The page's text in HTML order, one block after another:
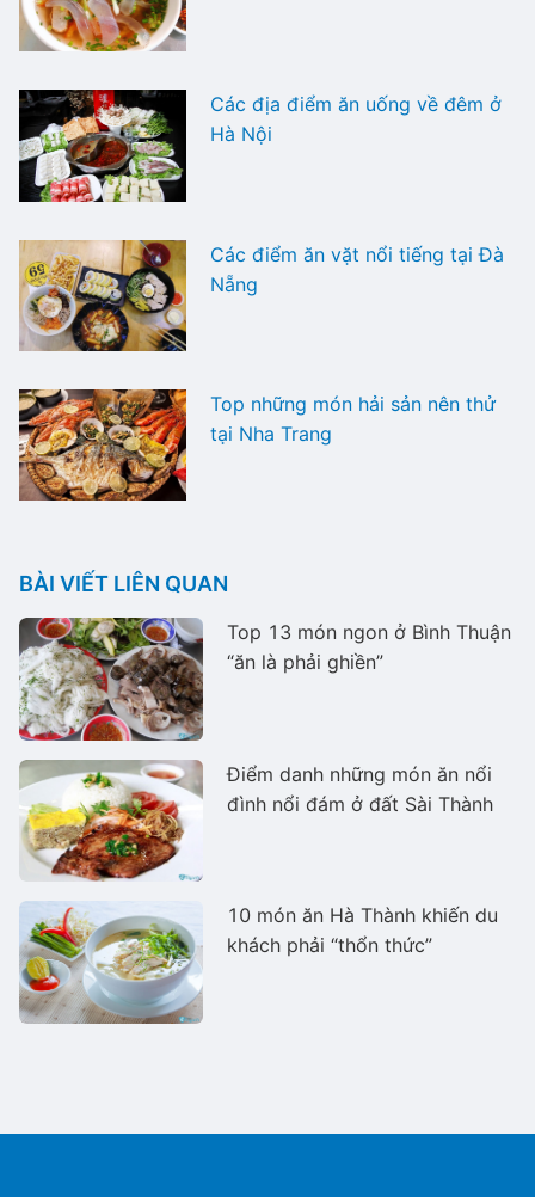
Các địa điểm ăn uống về đêm ở
Hà Nội
Các điểm ăn vặt nổi tiếng tại Đà
Nẵng
Top những món hải sản nên thử
tại Nha Trang
BÀI VIẾT LIÊN QUAN
Top 13 món ngon ở Bình Thuận
“ăn là phải ghiền”
Điểm danh những món ăn nổi
đình nổi đám ở đất Sài Thành
10 món ăn Hà Thành khiến du
khách phải “thổn thức”